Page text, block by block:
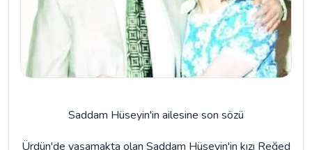
Saddam Hüseyin'in ailesine son sözü
Ürdün'de yaşamakta olan Saddam Hüseyin'in kızı Reğed